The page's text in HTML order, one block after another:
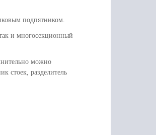
подпятником.
и многосекционный
можно
стоек, разделитель